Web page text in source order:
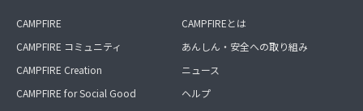
CAMPFIRE
CAMPFIRE コミュニティ
CAMPFIRE Creation
CAMPFIRE for Social Good
CAMPFIREとは
あんしん・安全への取り組み
ニュース
ヘルプ